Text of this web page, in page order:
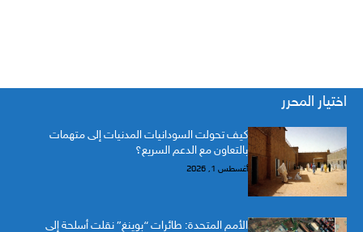
اختيار المحرر
كيف تحولت السودانيات المدنيات إلى متهمات
بالتعاون مع الدعم السريع؟
أغسطس 1, 2026
الأمم المتحدة: طائرات “بوينغ” نقلت أسلحة إلى